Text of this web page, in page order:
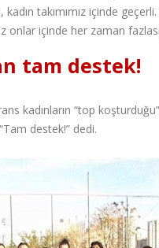
takımımız içinde
içinde her zaman
tam destek!
kadınların “top
destek!” dedi.